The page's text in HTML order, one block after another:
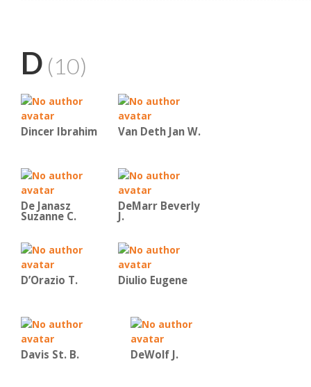
D (10)
Dincer Ibrahim Van Deth Jan W.
De Janasz
Suzanne C.
DeMarr Beverly
J.
D’Orazio T. Diulio Eugene
Davis St. B. DeWolf J.